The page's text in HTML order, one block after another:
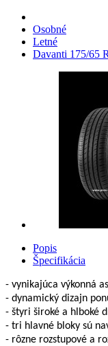
Osobné
Letné
Davanti 175/65
Popis
Špecifikácia
- vynikajúca výkonná
- dynamický dizajn
- štyri široké a hlboké
- tri hlavné bloky sú
- rôzne rozstupové a